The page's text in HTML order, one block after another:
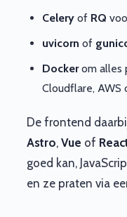
Celery of RQ
uvicorn of
Dockerom alles
Cloudflare, AWS
De frontend
Astro, Vue of
goed kan,
en ze praten via